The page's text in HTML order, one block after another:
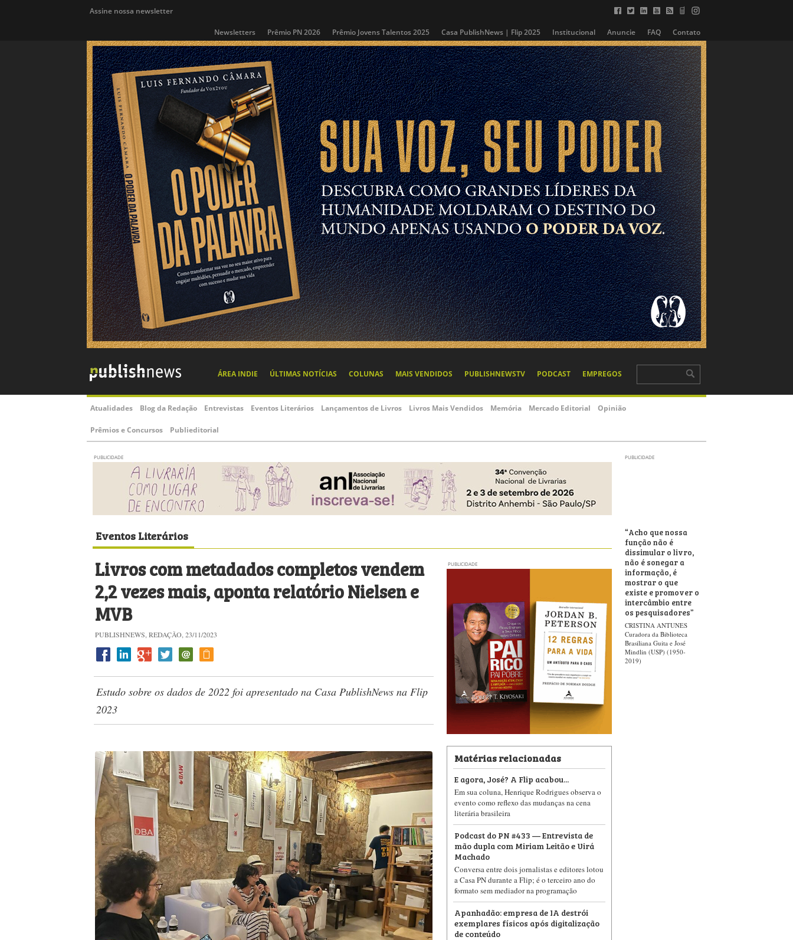
Assine nossa newsletter
Newsletters Prêmio PN 2026 Prêmio Jovens Talentos 2025 Casa PublishNews | Flip 2025 Institucional Anuncie FAQ Contato
ÁREA INDIE ÚLTIMAS NOTÍCIAS COLUNAS MAIS VENDIDOS PUBLISHNEWSTV PODCAST EMPREGOS
Atualidades Blog da Redação Entrevistas Eventos Literários Lançamentos de Livros Livros Mais Vendidos Memória Mercado Editorial Opinião
Prêmios e Concursos Publieditorial
PUBLICIDADE PUBLICIDADE
Eventos Literários
Livros com metadados completos vendem
2,2 vezes mais, aponta relatório Nielsen e
MVB
PUBLISHNEWS, REDAÇÃO, 23/11/2023
Estudo sobre os dados de 2022 foi apresentado na Casa PublishNews na Flip
2023
PUBLICIDADE
Matérias relacionadas
E agora, José? A Flip acabou...
Em sua coluna, Henrique Rodrigues observa o
evento como reflexo das mudanças na cena
literária brasileira
Podcast do PN #433 — Entrevista de
mão dupla com Miriam Leitão e Uirá
Machado
Conversa entre dois jornalistas e editores lotou
a Casa PN durante a Flip; é o terceiro ano do
formato sem mediador na programação
Apanhadão: empresa de IA destrói
exemplares físicos após digitalização
de conteúdo
“Acho que nossa
função não é
dissimular o livro,
não é sonegar a
informação, é
mostrar o que
existe e promover o
intercâmbio entre
os pesquisadores”
CRISTINA ANTUNES
Curadora da Biblioteca
Brasiliana Guita e José
Mindlin (USP) (1950-
2019)